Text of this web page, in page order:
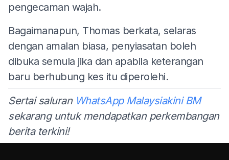
pengecaman wajah.
Bagaimanapun, Thomas berkata, selaras
dengan amalan biasa, penyiasatan boleh
dibuka semula jika dan apabila keterangan
baru berhubung kes itu diperolehi.
Sertai saluran WhatsApp Malaysiakini BM
sekarang untuk mendapatkan perkembangan
berita terkini!